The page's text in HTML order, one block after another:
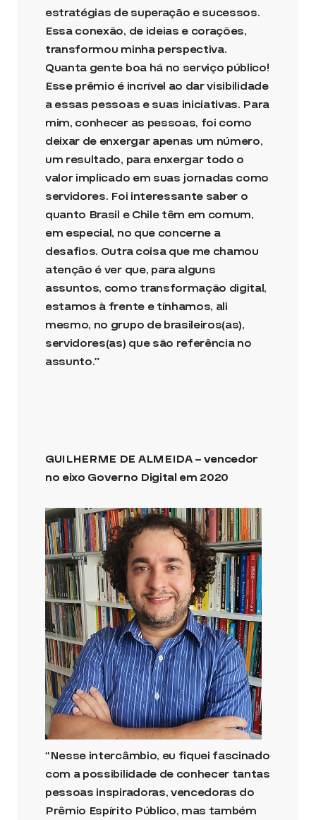
estratégias de superação e sucessos.
Essa conexão, de ideias e corações,
transformou minha perspectiva.
Quanta gente boa há no serviço público!
Esse prêmio é incrível ao dar visibilidade
a essas pessoas e suas iniciativas. Para
mim, conhecer as pessoas, foi como
deixar de enxergar apenas um número,
um resultado, para enxergar todo o
valor implicado em suas jornadas como
servidores. Foi interessante saber o
quanto Brasil e Chile têm em comum,
em especial, no que concerne a
desafios. Outra coisa que me chamou
atenção é ver que, para alguns
assuntos, como transformação digital,
estamos à frente e tínhamos, ali
mesmo, no grupo de brasileiros(as),
servidores(as) que são referência no
assunto.”
GUILHERME DE ALMEIDA – vencedor
no eixo Governo Digital em 2020
“Nesse intercâmbio, eu fiquei fascinado
com a possibilidade de conhecer tantas
pessoas inspiradoras, vencedoras do
Prêmio Espírito Público, mas também